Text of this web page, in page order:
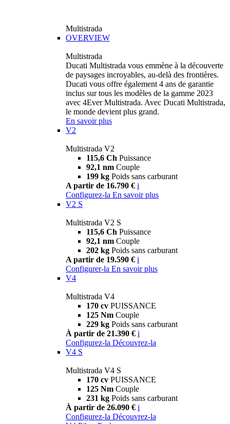
Multistrada
OVERVIEW
Multistrada
Ducati Multistrada vous emmène à la découverte
de paysages incroyables, au-delà des frontières.
Ducati vous offre également 4 ans de garantie
inclus sur tous les modèles de la gamme 2023
avec 4Ever Multistrada. Avec Ducati Multistrada,
le monde devient plus grand.
En savoir plus
V2
Multistrada V2
115,6 Ch Puissance
92,1 nm Couple
199 kg Poids sans carburant
A partir de 16.790 € i
Configurez-la En savoir plus
V2 S
Multistrada V2 S
115,6 Ch Puissance
92,1 nm Couple
202 kg Poids sans carburant
A partir de 19.590 € i
Configurer-la En savoir plus
V4
Multistrada V4
170 cv PUISSANCE
125 Nm Couple
229 kg Poids sans carburant
À partir de 21.390 € i
Configurez-la Découvrez-la
V4 S
Multistrada V4 S
170 cv PUISSANCE
125 Nm Couple
231 kg Poids sans carburant
À partir de 26.090 € i
Configurez-la Découvrez-la